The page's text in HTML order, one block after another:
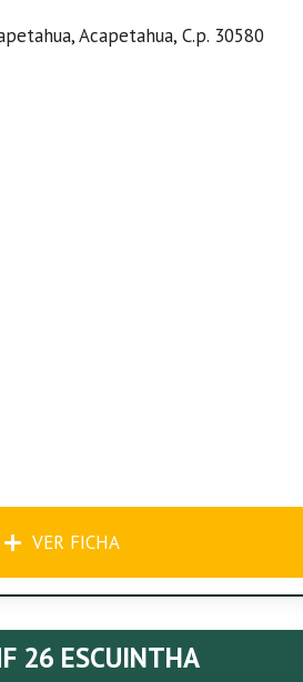
Acapetahua, C.p. 30580
VER FICHA
26 ESCUINTHA